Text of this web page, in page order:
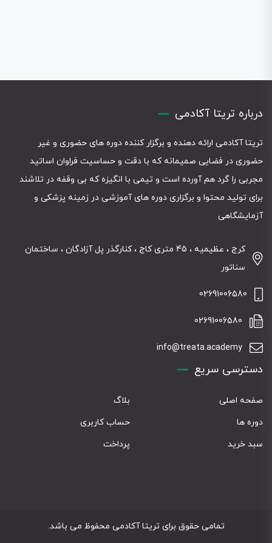
درباره تریتا آکادمی
تریتا آکادمی ارائه دهنده و برگزار کننده دوره های حضوری و غیر
حضوری در فضایی صمیمانه که با دقت و حساسیت فراوان اساتید
مجربی را گرد هم آورده است و تیمی با انگیزه که بی وقفه در تلاشند
برای تولید محتوا و برگزاری دوره های آموزشی در زمینه پزشکی و
آزمایشگاهی
کرج ، عظیمیه ، 45 متری کاج ، کنارگذر پل آزادگان ، ساختمان
سناتور
02691006580
02691006580
info@treata.academy
دسترسی سریع
صفحه اصلی
بلاگ
دوره ها
حساب کاربری
سبد خرید
پرداخت
تمامی حقوق برای تریتا آکادمی محفوظ می باشد.